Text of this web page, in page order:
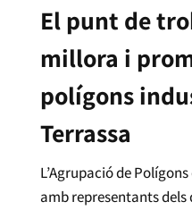
El punt de
millora i
polígons
Terrassa
L’Agrupació de
amb representants